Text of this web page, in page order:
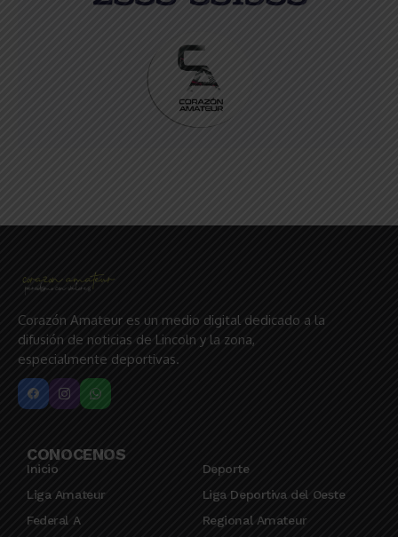
Corazón Amateur es un medio digital dedicado a la
difusión de noticias de Lincoln y la zona,
especialmente deportivas.
CONOCENOS
Inicio
Deporte
Liga Amateur
Liga Deportiva del Oeste
Federal A
Regional Amateur